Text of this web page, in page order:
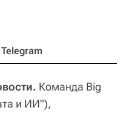
Telegram
Команда Big
и ИИ"),